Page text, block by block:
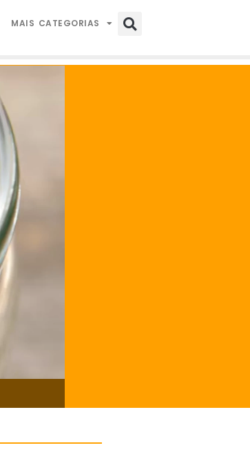
MAIS CATEGORIAS